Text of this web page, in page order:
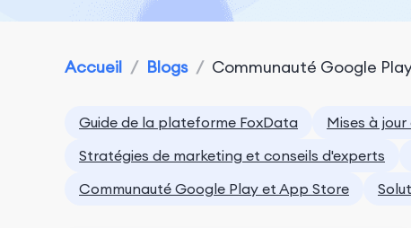
Accueil / Blogs / Communauté Google
Guide de la plateforme FoxData Mises à
Stratégies de marketing et conseils d'experts
Communauté Google Play et App Store